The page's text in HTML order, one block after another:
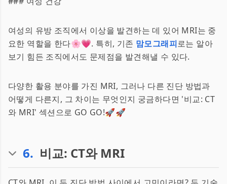
여성의 유방 조직에서 이상을 발견하는 데 있어 MRI는 중
요한 역할을 한다🌸💗. 특히, 기존 맘모그래피로는 알아
보기 힘든 조직에서도 문제점을 발견해낼 수 있다.
다양한 활용 분야를 가진 MRI, 그러나 다른 진단 방법과
어떻게 다른지, 그 차이는 무엇인지 궁금하다면 '비교: CT
와 MRI' 섹션으로 GO GO!🚀🚀
6. 비교: CT와 MRI